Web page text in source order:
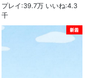
プレイ:39.7万 いいね:4.3
千